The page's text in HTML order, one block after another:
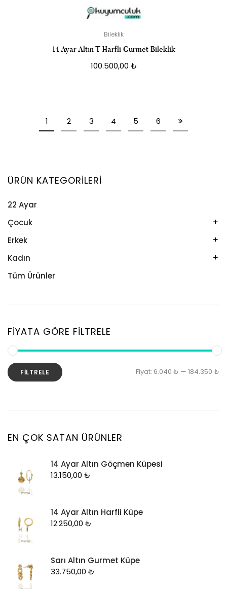
Bileklik
14 Ayar Altın T Harfli Gurmet Bileklik
100.500,00 ₺
1 2 3 4 5 6
ÜRÜN KATEGORILERI
22 Ayar
Çocuk
Kelepçe
Kolye
Künye
Erkek
Kelepçe
Künye
Kadın
Bileklik
Küpe
Zincir
Tüm Ürünler
FIYATA GÖRE FILTRELE
FILTRELE Fiyat: 6.040 ₺ — 184.350 ₺
EN ÇOK SATAN ÜRÜNLER
14 Ayar Altın Göçmen Küpesi
13.150,00 ₺
14 Ayar Altın Harfli Küpe
12.250,00 ₺
Sarı Altın Gurmet Küpe
33.750,00 ₺